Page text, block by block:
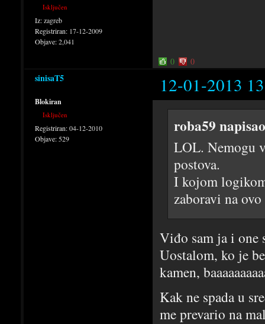
Isključen
Iz:zagreb
Registriran: 17-12-2009
Objave:2,041
0 0
sinisaT5 12-01-2013
Blokiran
Isključen
Registriran:04-12-2010
Objave: 529
roba59
LOL. Nemogu
postova.
I kojom
zaboravi na
Viđo sam ja i one
Uostalom, ko je
kamen,
Kak ne spada u
me prevario na